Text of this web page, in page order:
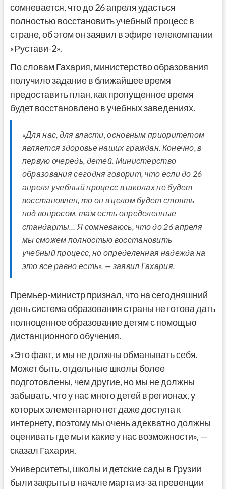
сомневается, что до 26 апреля удасться
полностью восстановить учебный процесс в
стране, об этом он заявил в эфире телекомпании
«Рустави-2».
По словам Гахария, министерство образования
получило задание в ближайшее время
предоставить план, как пропущенное время
будет восстановлено в учебных заведениях.
«Для нас, для власти, основным приоритетом
является здоровье наших граждан. Конечно, в
первую очередь, детей. Министерство
образования сегодня говорит, что если до 26
апреля учебный процесс в школах не будет
восстановлен, то он в целом будет стоять
под вопросом, там есть определенные
стандарты… Я сомневаюсь, что до 26 апреля
мы сможем полностью восстановить
учебный процесс, но определенная надежда на
это все равно есть», — заявил Гахария.
Премьер-министр признал, что на сегодняшний
день система образования страны не готова дать
полноценное образование детям с помощью
дистанционного обучения.
«Это факт, и мы не должны обманывать себя.
Может быть, отдельные школы более
подготовлены, чем другие, но мы не должны
забывать, что у нас много детей в регионах, у
которых элементарно нет даже доступа к
интернету, поэтому мы очень адекватно должны
оценивать где мы и какие у нас возможности», —
сказал Гахария.
Университеты, школы и детские сады в Грузии
были закрыты в начале марта из-за превенции